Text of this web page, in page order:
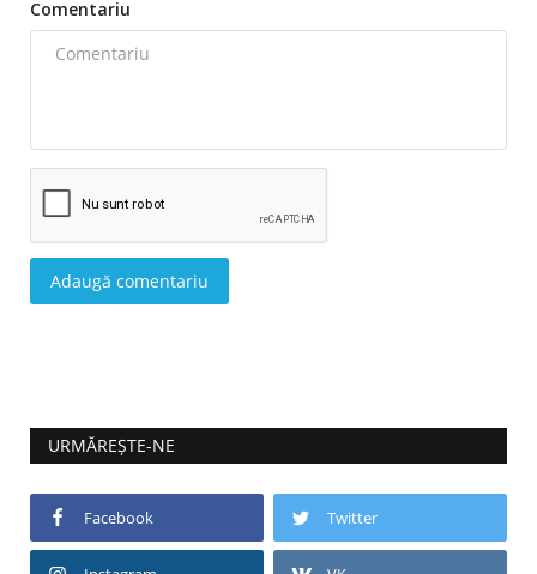
Comentariu
Adaugă comentariu
URMĂREȘTE-NE
Facebook Twitter